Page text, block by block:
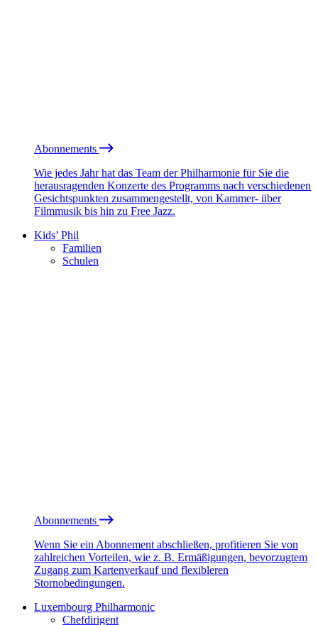
Abonnements
Wie jedes Jahr hat das Team der Philharmonie für Sie die
herausragenden Konzerte des Programms nach verschiedenen
Gesichtspunkten zusammengestellt, von Kammer- über
Filmmusik bis hin zu Free Jazz.
Kids’ Phil
Familien
Schulen
Abonnements
Wenn Sie ein Abonnement abschließen, profitieren Sie von
zahlreichen Vorteilen, wie z. B. Ermäßigungen, bevorzugtem
Zugang zum Kartenverkauf und flexibleren
Stornobedingungen.
Luxembourg Philharmonic
Chefdirigent